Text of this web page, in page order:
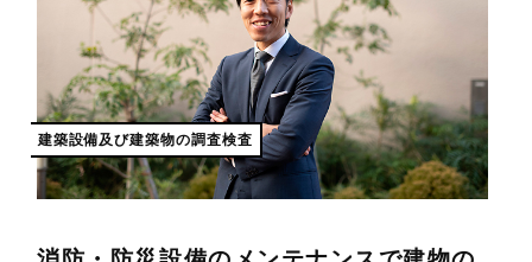
建築設備及び建築物の調査検査